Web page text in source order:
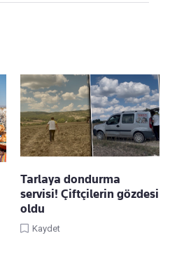
Tarlaya dondurma
servisi! Çiftçilerin gözdesi
oldu
Kaydet